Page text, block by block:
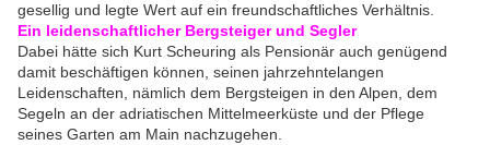
gesellig und legte Wert auf ein freundschaftliches Verhältnis.
Ein leidenschaftlicher Bergsteiger und Segler
Dabei hätte sich Kurt Scheuring als Pensionär auch genügend
damit beschäftigen können, seinen jahrzehntelangen
Leidenschaften, nämlich dem Bergsteigen in den Alpen, dem
Segeln an der adriatischen Mittelmeerküste und der Pflege
seines Garten am Main nachzugehen.